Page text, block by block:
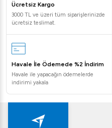
Ücretsiz Kargo
3000 TL ve üzeri tüm siparişlerinizde
ücretsiz teslimat.
Havale İle Ödemede %2 İndirim
Havale ile yapacağın ödemelerde
indirimi yakala